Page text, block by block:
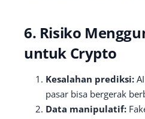
6. Risiko
untuk Crypto
Kesalahan prediksi:
pasar bisa bergerak
Data manipulatif: